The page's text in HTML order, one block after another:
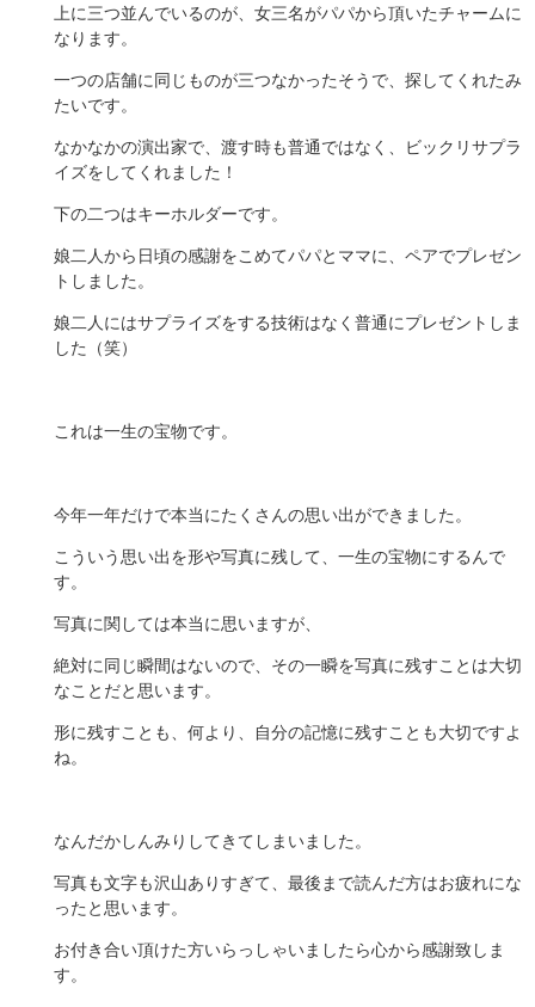
上に三つ並んでいるのが、女三名がパパから頂いたチャームに
なります。
一つの店舗に同じものが三つなかったそうで、探してくれたみ
たいです。
なかなかの演出家で、渡す時も普通ではなく、ビックリサプラ
イズをしてくれました！
下の二つはキーホルダーです。
娘二人から日頃の感謝をこめてパパとママに、ペアでプレゼン
トしました。
娘二人にはサプライズをする技術はなく普通にプレゼントしま
した（笑）
これは一生の宝物です。
今年一年だけで本当にたくさんの思い出ができました。
こういう思い出を形や写真に残して、一生の宝物にするんで
す。
写真に関しては本当に思いますが、
絶対に同じ瞬間はないので、その一瞬を写真に残すことは大切
なことだと思います。
形に残すことも、何より、自分の記憶に残すことも大切ですよ
ね。
なんだかしんみりしてきてしまいました。
写真も文字も沢山ありすぎて、最後まで読んだ方はお疲れにな
ったと思います。
お付き合い頂けた方いらっしゃいましたら心から感謝致しま
す。